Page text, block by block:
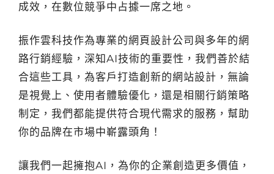
成效，在數位競爭中占據一席之地。
振作雲科技作為專業的網頁設計公司與多年的網
路行銷經驗，深知AI技術的重要性，我們善於結
合這些工具，為客戶打造創新的網站設計，無論
是視覺上、使用者體驗優化，還是相關行銷策略
制定，我們都能提供符合現代需求的服務，幫助
你的品牌在市場中嶄露頭角！
讓我們一起擁抱AI，為你的企業創造更多價值，